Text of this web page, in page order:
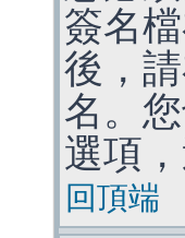
簽名
後，
名。
選項
回頂端